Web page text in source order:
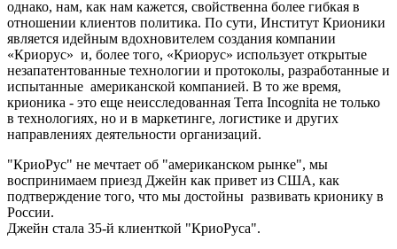
однако, нам, как нам кажется, свойственна более гибкая в
отношении клиентов политика. По сути, Институт Крионики
является идейным вдохновителем создания компании
«Криорус» и, более того, «Криорус» использует открытые
незапатентованные технологии и протоколы, разработанные и
испытанные американской компанией. В то же время,
крионика - это еще неисследованная Terra Incognita не только
в технологиях, но и в маркетинге, логистике и других
направлениях деятельности организаций.
"КриоРус" не мечтает об "американском рынке", мы
воспринимаем приезд Джейн как привет из США, как
подтверждение того, что мы достойны развивать крионику в
России.
Джейн стала 35-й клиенткой "КриоРуса".